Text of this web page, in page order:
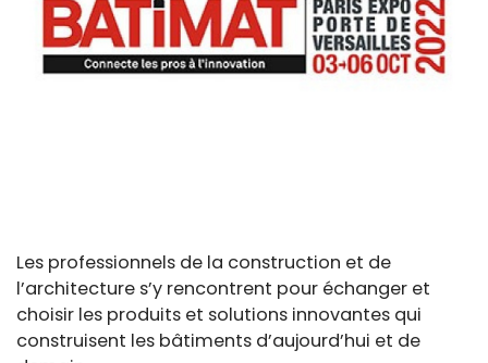
Les professionnels de la construction et de
l’architecture s’y rencontrent pour échanger et
choisir les produits et solutions innovantes qui
construisent les bâtiments d’aujourd’hui et de